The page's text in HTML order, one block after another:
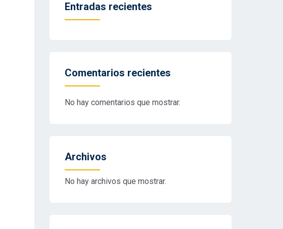
Entradas recientes
Comentarios recientes
No hay comentarios que mostrar.
Archivos
No hay archivos que mostrar.